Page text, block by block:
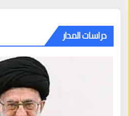
دراسات المدار